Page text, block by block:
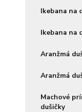
Ikebana na
Ikebana na
Aranžmá
Aranžmá
Machové
dušičky